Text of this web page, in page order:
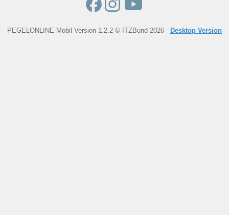
PEGELONLINE Mobil Version 1.2.2 © ITZBund 2026 - Desktop Version